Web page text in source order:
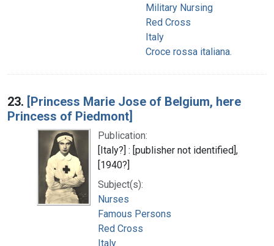
Military Nursing
Red Cross
Italy
Croce rossa italiana.
23. [Princess Marie Jose of Belgium, here
Princess of Piedmont]
Publication:
[Italy?] : [publisher not identified],
[1940?]
Subject(s):
Nurses
Famous Persons
Red Cross
Italy